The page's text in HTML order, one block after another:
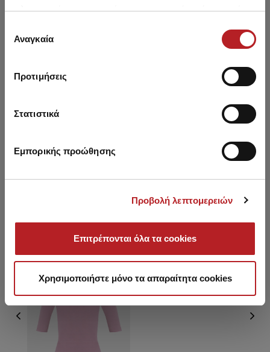
πληροφορίες που τους έχετε παραχωρήσει ή τις οποίες
των υπηρεσιών τους.
συγκατάθεσης
Αναγκαία
Προτιμήσεις
Στατιστικά
Εμπορικής προώθησης
Προβολή λεπτομερειών
Επιτρέπονται όλα τα cookies
Χρησιμοποιήστε μόνο τα απαραίτητα cookies
Girls' / Teen's Bodysuit 3/4
You saw recently